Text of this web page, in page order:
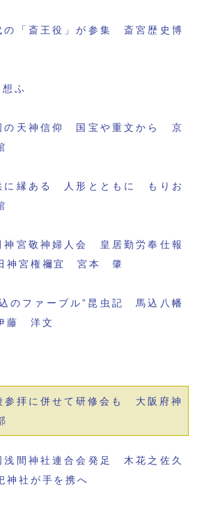
の「斎王役」が参集 斎宮歴史博
ふ
の天神信仰 国宝や重文から 京
に縁ある 人形とともに もりお
神宮敬神婦人会 皇居勤労奉仕報
神宮権禰宜 宮本 肇
のファーブル”昆虫記 馬込八幡
藤 洋文
参拝に併せて研修会も 大阪府神
浅間神社連合会発足 木花之佐久
神社が手を携へ